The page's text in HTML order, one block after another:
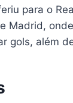
para o
Madrid,
gols, além